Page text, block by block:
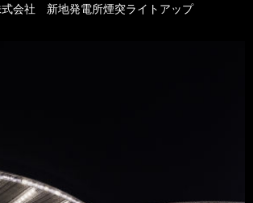
会社 新地発電所煙突ライトアップ